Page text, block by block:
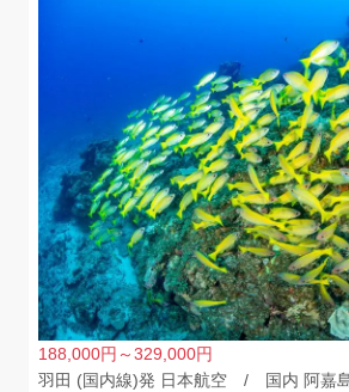
188,000円 ～329,000円
羽田 (国内線)発 日本航空 / 国内 阿嘉